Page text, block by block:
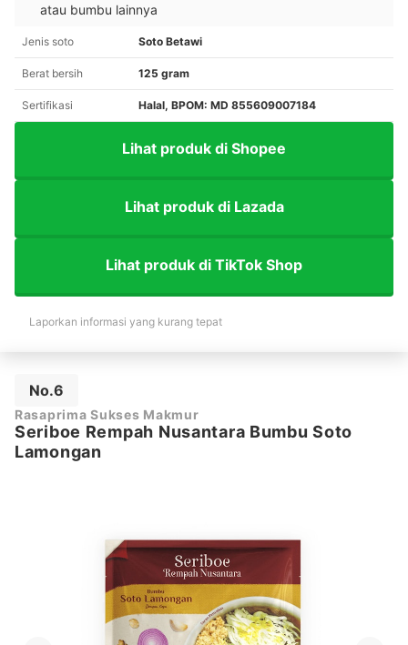
atau bumbu lainnya
Jenis soto Soto Betawi
Berat bersih 125 gram
Sertifikasi Halal, BPOM: MD 855609007184
Lihat produk di Shopee
Lihat produk di Lazada
Lihat produk di TikTok Shop
Laporkan informasi yang kurang tepat
No.6
Rasaprima Sukses Makmur
Seriboe Rempah Nusantara Bumbu Soto
Lamongan